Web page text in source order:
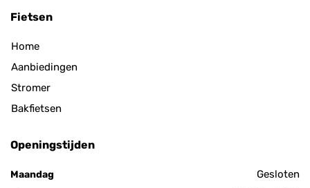
Fietsen
Home
Aanbiedingen
Stromer
Bakfietsen
Openingstijden
Maandag Gesloten